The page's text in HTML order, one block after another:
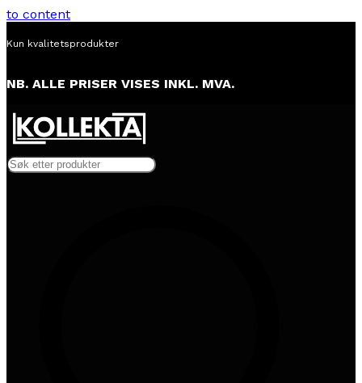
to content
NB. ALLE PRISER VISES INKL. MVA.